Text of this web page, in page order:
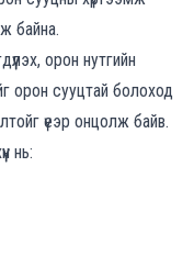
байна.
орон нутгийн
орон сууцтай болоход
үеэр онцолж байв.
нь: